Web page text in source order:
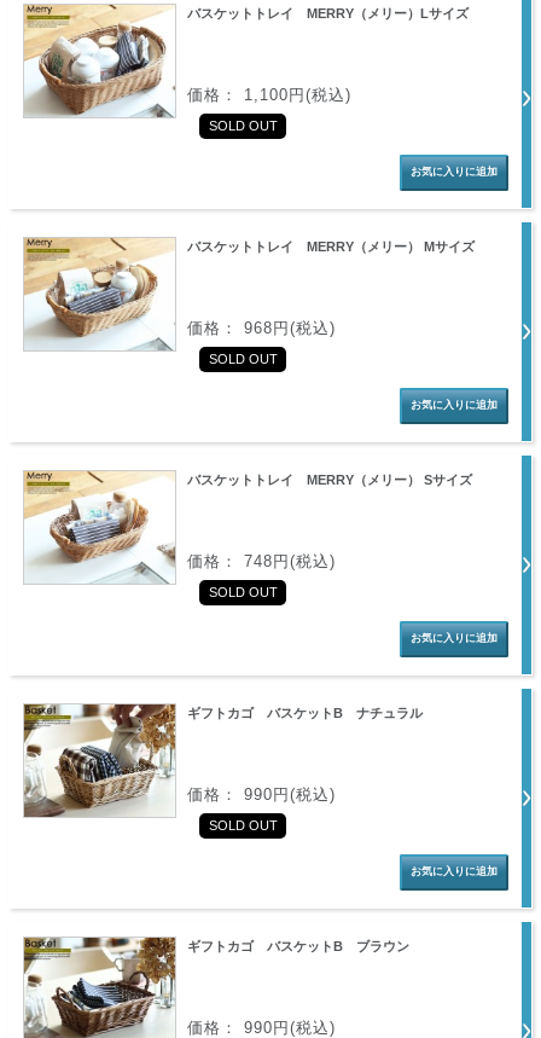
バスケットトレイ MERRY（メリー）Lサイズ
価格： 1,100円(税込)
SOLD OUT
バスケットトレイ MERRY（メリー） Mサイズ
価格： 968円(税込)
SOLD OUT
バスケットトレイ MERRY（メリー） Sサイズ
価格： 748円(税込)
SOLD OUT
ギフトカゴ バスケットB ナチュラル
価格： 990円(税込)
SOLD OUT
ギフトカゴ バスケットB ブラウン
価格： 990円(税込)